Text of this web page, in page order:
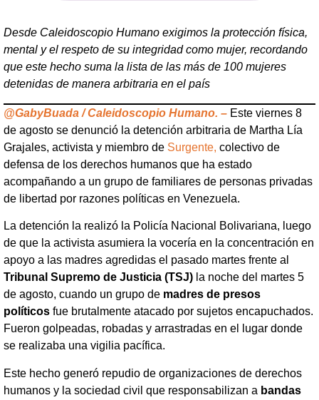
Desde Caleidoscopio Humano exigimos la protección física,
mental y el respeto de su integridad como mujer, recordando
que este hecho suma la lista de las más de 100 mujeres
detenidas de manera arbitraria en el país
@GabyBuada / Caleidoscopio Humano. – Este viernes 8
de agosto se denunció la detención arbitraria de Martha Lía
Grajales, activista y miembro de Surgente, colectivo de
defensa de los derechos humanos que ha estado
acompañando a un grupo de familiares de personas privadas
de libertad por razones políticas en Venezuela.
La detención la realizó la Policía Nacional Bolivariana, luego
de que la activista asumiera la vocería en la concentración en
apoyo a las madres agredidas el pasado martes frente al
Tribunal Supremo de Justicia (TSJ) la noche del martes 5
de agosto, cuando un grupo de madres de presos
políticos fue brutalmente atacado por sujetos encapuchados.
Fueron golpeadas, robadas y arrastradas en el lugar donde
se realizaba una vigilia pacífica.
Este hecho generó repudio de organizaciones de derechos
humanos y la sociedad civil que responsabilizan a bandas